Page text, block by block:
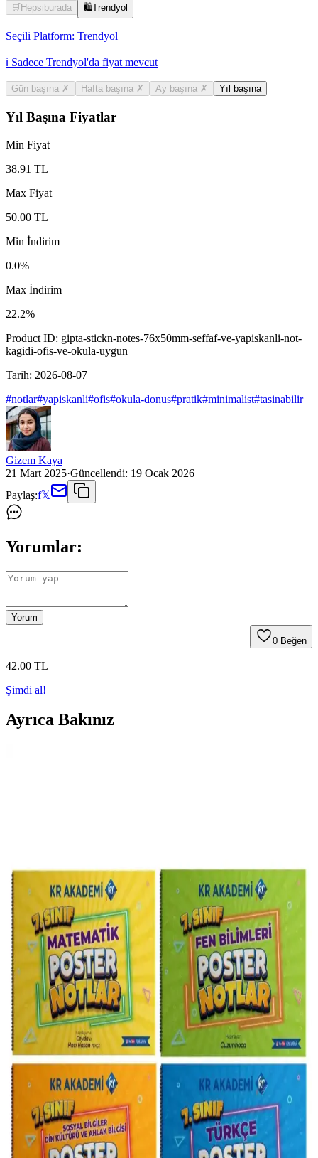
🛒 Hepsiburada 🛍️Trendyol
Seçili Platform: Trendyol
ℹ️ Sadece Trendyol'da fiyat mevcut
Gün başına ✗ Hafta başına ✗ Ay başına ✗ Yıl başına
Yıl Başına Fiyatlar
Min Fiyat
38.91 TL
Max Fiyat
50.00 TL
Min İndirim
0.0%
Max İndirim
22.2%
Product ID: gipta-stickn-notes-76x50mm-seffaf-ve-yapiskanli-not-
kagidi-ofis-ve-okula-uygun
Tarih: 2026-08-07
#notlar#yapiskanli#ofis#okula-donus#pratik#minimalist#tasinabilir
Gizem Kaya
21 Mart 2025·Güncellendi: 19 Ocak 2026
Paylaş:f𝕏
Yorumlar:
Yorum
0 Beğen
42.00 TL
Şimdi al!
Ayrıca Bakınız
Dönem Sınavlarına Hazırlık İçin Güncel Kaynak
Tonguç Akademi'nin 8. sınıf yazılı notları, güncel müfredat ve MEB
kazanımlarına uygun, sınavlara etkili hazırlık sağlayan kapsamlı bir
eğitim materyalidir. Öğrencilerin başarı ve tekrar için ideal bir
kaynaktır.
KR Akademi TYT Tarih Poster Notlar Eğitim
Kitabı Sınava Hazırlıkta Pratik ve Görsel Destekli
Kaynak
KR Akademi TYT Tarih Poster Notlar Kitabı, görsel ve özet
içerikleriyle sınava etkili hazırlık sağlar, zaman kazandırır ve
konuları kalıcı öğrenmenize yardımcı olur.
7. Sınıf Yazılı Notları: Sınava Hazırlık İçin Kapsamlı
ve Güncel Eğitim Kaynağı
Tonguç Akademi'nin 7. sınıf yazılı notları, güncel müfredat uyumlu,
kolay taşınabilir ve öğrenmeyi destekleyen görsel zenginliğiyle sınav
öncesi hazırlıkta etkili bir araçtır.